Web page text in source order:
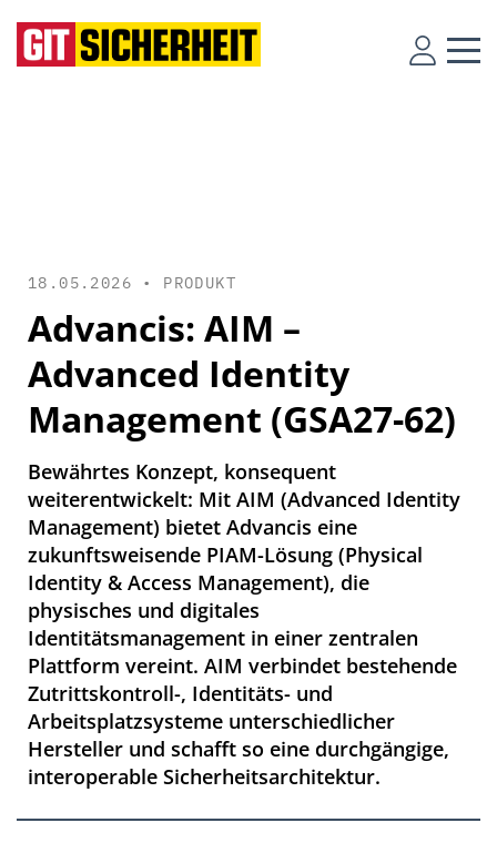
18.05.2026 • PRODUKT
Advancis: AIM –
Advanced Identity
Management (GSA27-62)
Bewährtes Konzept, konsequent
weiterentwickelt: Mit AIM (Advanced Identity
Management) bietet Advancis eine
zukunftsweisende PIAM-Lösung (Physical
Identity & Access Management), die
physisches und digitales
Identitätsmanagement in einer zentralen
Plattform vereint. AIM verbindet bestehende
Zutrittskontroll-, Identitäts- und
Arbeitsplatzsysteme unterschiedlicher
Hersteller und schafft so eine durchgängige,
interoperable Sicherheitsarchitektur.